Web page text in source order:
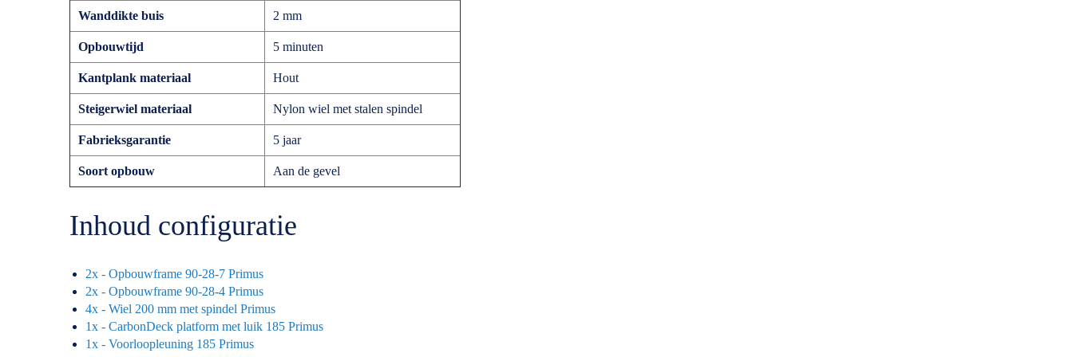
Wanddikte buis 2 mm
Opbouwtijd 5 minuten
Kantplank materiaal Hout
Steigerwiel materiaal Nylon wiel met stalen spindel
Fabrieksgarantie 5 jaar
Soort opbouw Aan de gevel
Inhoud configuratie
2x - Opbouwframe 90-28-7 Primus
2x - Opbouwframe 90-28-4 Primus
4x - Wiel 200 mm met spindel Primus
1x - CarbonDeck platform met luik 185 Primus
1x - Voorloopleuning 185 Primus